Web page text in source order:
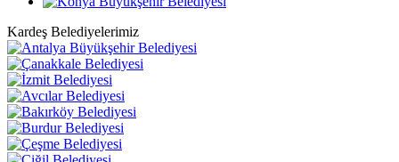
Kardeş Belediyelerimiz